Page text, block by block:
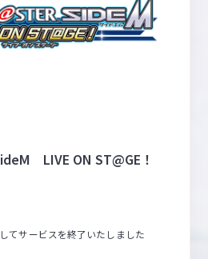
LIVE ON ST@GE！
てサービスを終了いたしました